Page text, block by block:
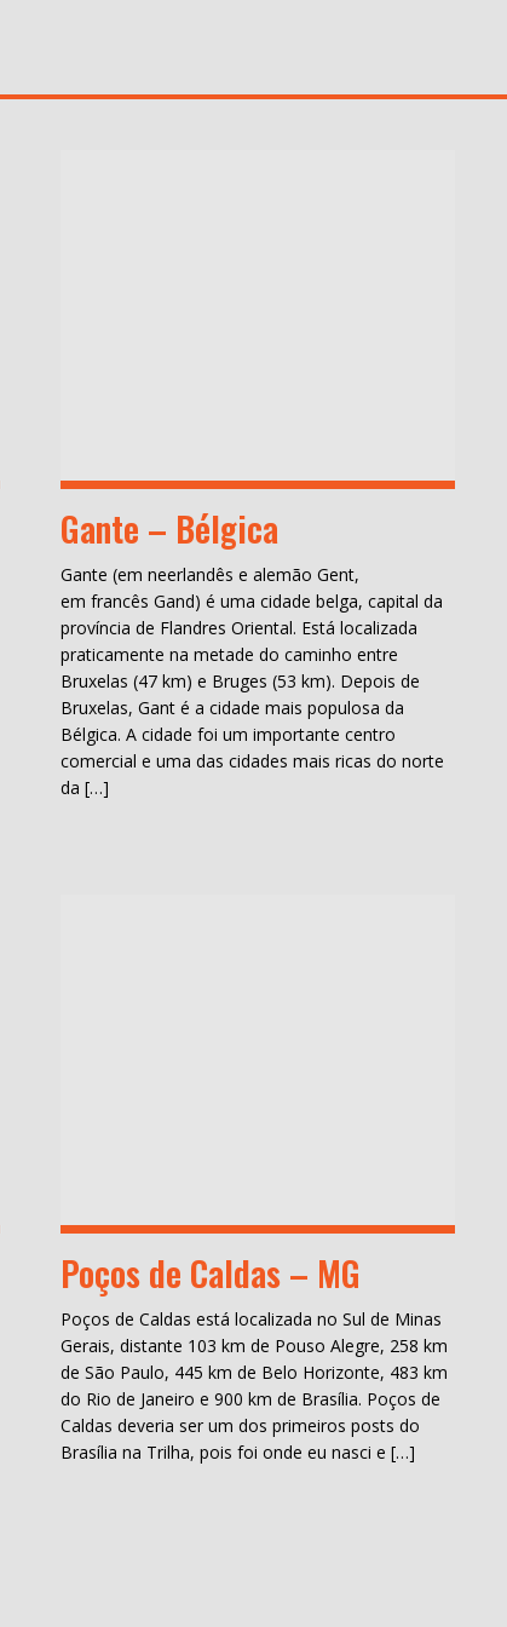
Gante – Bélgica
Gante (em neerlandês e alemão Gent,
em francês Gand) é uma cidade belga, capital da
província de Flandres Oriental. Está localizada
praticamente na metade do caminho entre
Bruxelas (47 km) e Bruges (53 km). Depois de
Bruxelas, Gant é a cidade mais populosa da
Bélgica. A cidade foi um importante centro
comercial e uma das cidades mais ricas do norte
da […]
Poços de Caldas – MG
Poços de Caldas está localizada no Sul de Minas
Gerais, distante 103 km de Pouso Alegre, 258 km
de São Paulo, 445 km de Belo Horizonte, 483 km
do Rio de Janeiro e 900 km de Brasília. Poços de
Caldas deveria ser um dos primeiros posts do
Brasília na Trilha, pois foi onde eu nasci e […]